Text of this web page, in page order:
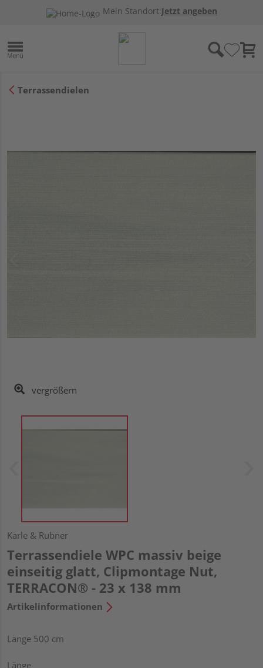
Mein Standort:Jetzt angeben
Terrassendielen
vergrößern
Karle & Rubner
Terrassendiele WPC massiv beige
einseitig glatt, Clipmontage Nut,
TERRACON® - 23 x 138 mm
Artikelinformationen
Länge 500 cm
Länge